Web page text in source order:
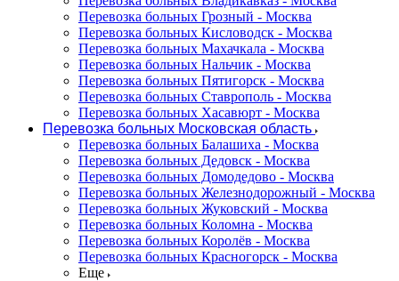
Перевозка больных Грозный - Москва
Перевозка больных Кисловодск - Москва
Перевозка больных Махачкала - Москва
Перевозка больных Нальчик - Москва
Перевозка больных Пятигорск - Москва
Перевозка больных Ставрополь - Москва
Перевозка больных Хасавюрт - Москва
Перевозка больных Московская область
Перевозка больных Балашиха - Москва
Перевозка больных Дедовск - Москва
Перевозка больных Домодедово - Москва
Перевозка больных Железнодорожный - Москва
Перевозка больных Жуковский - Москва
Перевозка больных Коломна - Москва
Перевозка больных Королёв - Москва
Перевозка больных Красногорск - Москва
Еще